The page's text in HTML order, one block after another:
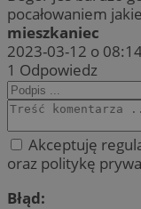
pocałowaniem
mieszkaniec
2023-03-12 o
1 Odpowiedz
Akceptuję
oraz politykę
Błąd: